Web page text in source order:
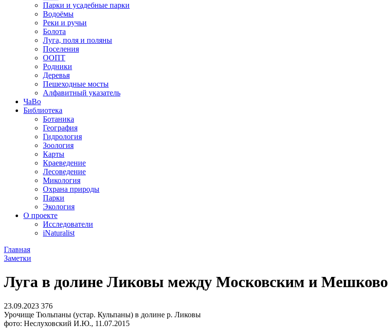
Парки и усадебные парки
Водоёмы
Реки и ручьи
Болота
Луга, поля и поляны
Поселения
ООПТ
Родники
Деревья
Пешеходные мосты
Алфавитный указатель
ЧаВо
Библиотека
Ботаника
География
Гидрология
Зоология
Карты
Краеведение
Лесоведение
Микология
Охрана природы
Парки
Экология
О проекте
Исследователи
iNaturalist
Главная
Заметки
Луга в долине Ликовы между Московским и Мешково
23.09.2023 376
Урочище Тюльпаны (устар. Кульпаны) в долине р. Ликовы
фото: Неслуховский И.Ю., 11.07.2015